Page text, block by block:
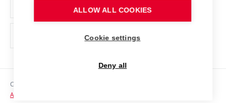
Support and development of employees and students
Contacts
Copyright © 2026 VUT
Accessibility Statement
ALLOW ALL COOKIES
Cookie settings
Deny all